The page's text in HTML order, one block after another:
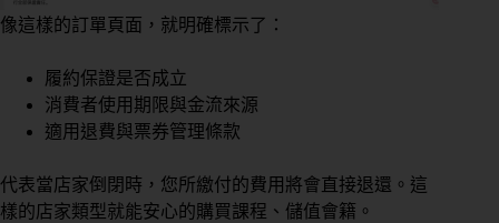
像這樣的訂單頁面，就明確標示了：
履約保證是否成立
消費者使用期限與金流來源
適用退費與票券管理條款
代表當店家倒閉時，您所繳付的費用將會直接退還。這
樣的店家類型就能安心的購買課程、儲值會籍。